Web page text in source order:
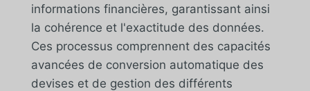
informations financières, garantissant ainsi
la cohérence et l'exactitude des données.
Ces processus comprennent des capacités
avancées de conversion automatique des
devises et de gestion des différents